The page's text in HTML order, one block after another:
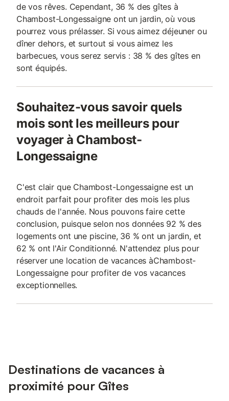
de vos rêves. Cependant, 36 % des gîtes à
Chambost-Longessaigne ont un jardin, où vous
pourrez vous prélasser. Si vous aimez déjeuner ou
dîner dehors, et surtout si vous aimez les
barbecues, vous serez servis : 38 % des gîtes en
sont équipés.
Souhaitez-vous savoir quels
mois sont les meilleurs pour
voyager à Chambost-
Longessaigne
C'est clair que Chambost-Longessaigne est un
endroit parfait pour profiter des mois les plus
chauds de l'année. Nous pouvons faire cette
conclusion, puisque selon nos données 92 % des
logements ont une piscine, 36 % ont un jardin, et
62 % ont l'Air Conditionné. N'attendez plus pour
réserver une location de vacances àChambost-
Longessaigne pour profiter de vos vacances
exceptionnelles.
Destinations de vacances à
proximité pour Gîtes